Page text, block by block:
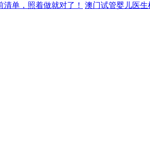
单，照着做就对了！ 澳门试管婴儿医